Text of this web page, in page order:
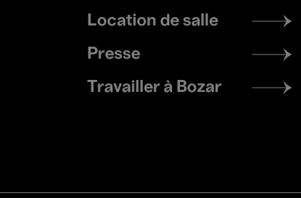
Location de salle
Presse
Travailler à Bozar